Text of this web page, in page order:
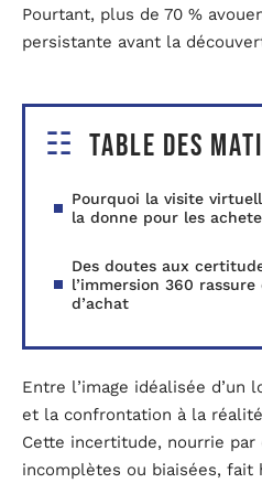
Pourtant, plus de 70 %
persistante avant la
Table des
Pourquoi la visite
la donne pour les
Des doutes aux
l’immersion 360
d’achat
Entre l’image idéalisée d’un
et la confrontation à la
Cette incertitude, nourrie par
incomplètes ou biaisées, fait